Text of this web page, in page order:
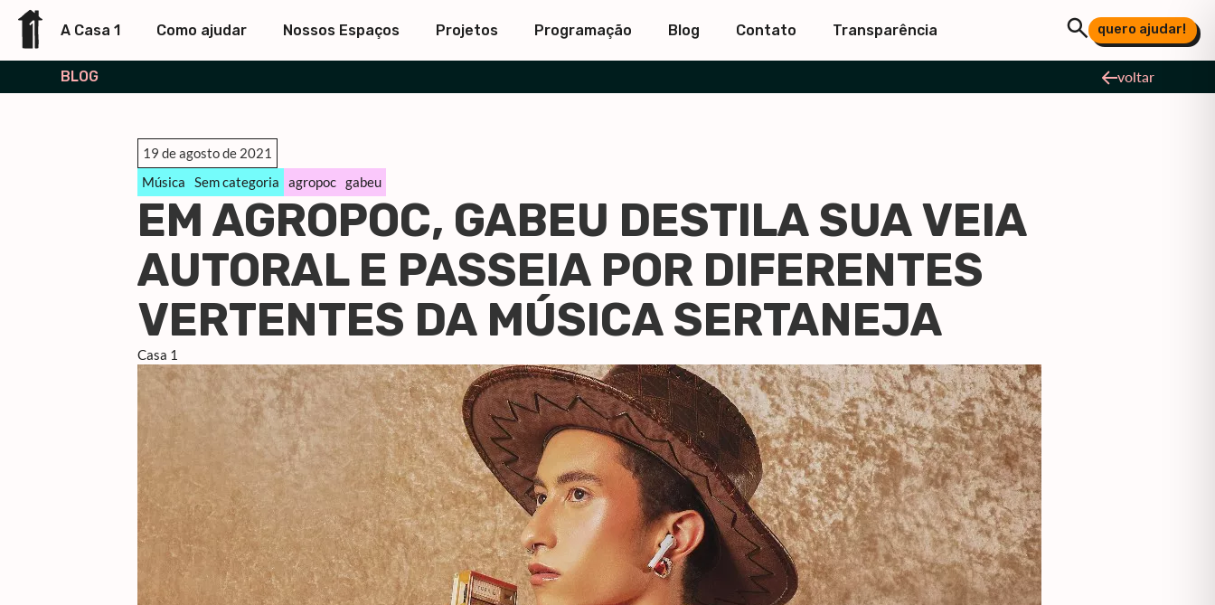
A Casa 1 Como ajudar Nossos Espaços Projetos Programação Blog Contato Transparência quero ajudar!
BLOG voltar
19 de agosto de 2021
Música
Sem categoria agropoc gabeu
EM AGROPOC, GABEU DESTILA SUA VEIA
AUTORAL E PASSEIA POR DIFERENTES
VERTENTES DA MÚSICA SERTANEJA
Casa 1